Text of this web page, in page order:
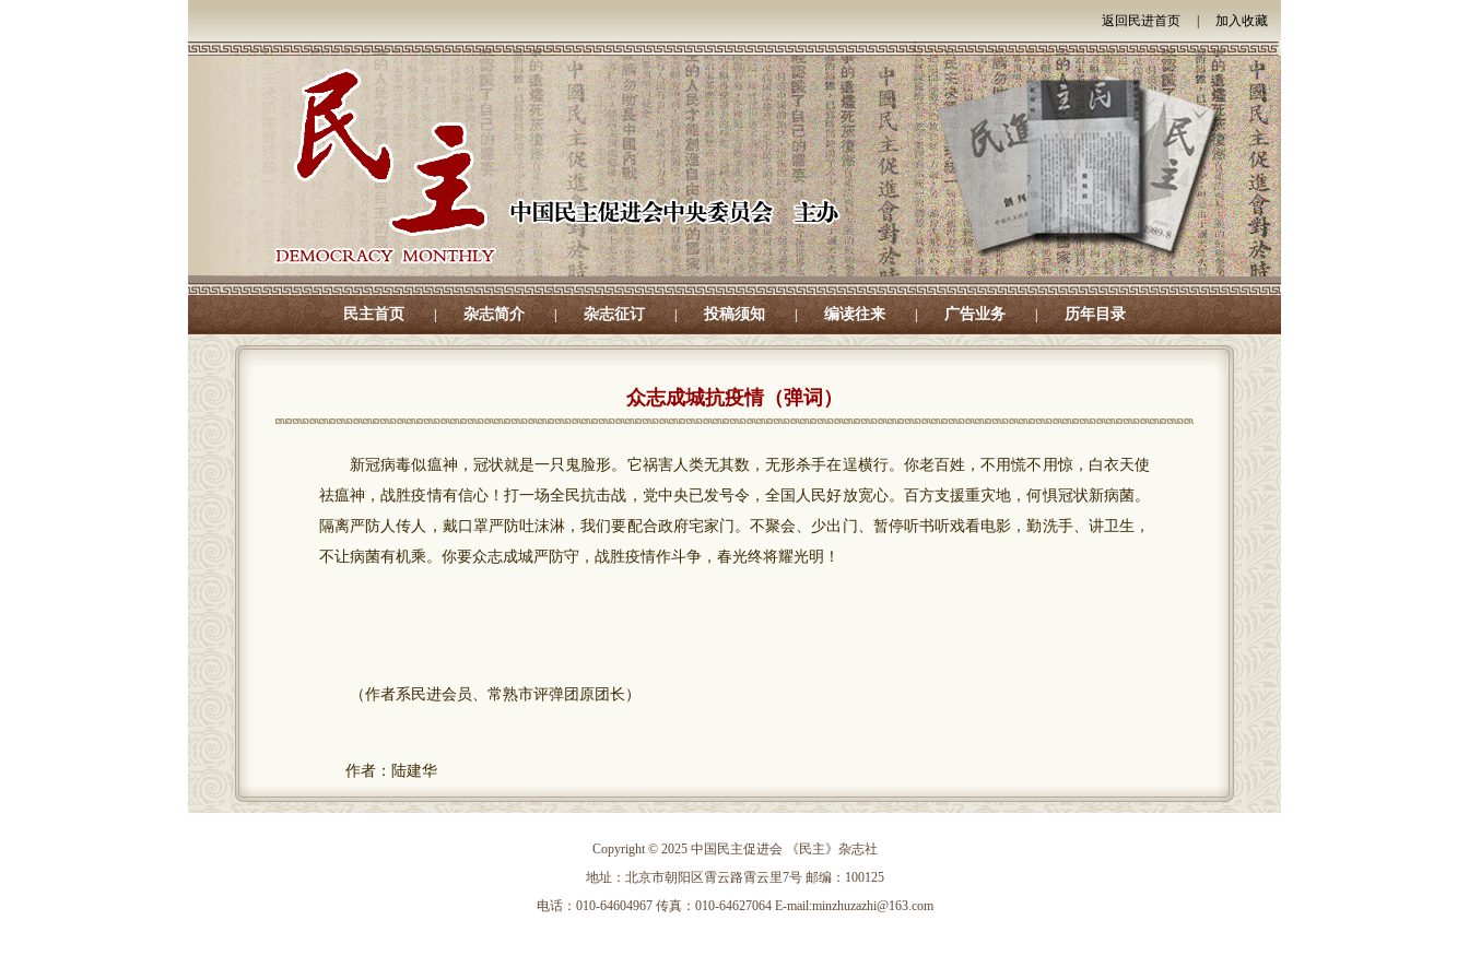
返回民进首页 加入收藏
民主首页 | 杂志简介 | 杂志征订 | 投稿须知 | 编读往来 广告业务 | 历年目录
众志成城抗疫情（弹词）
新冠病毒似瘟神，冠状就是一只鬼脸形。它祸害人类无其数，无形杀手在逞横行。你老百姓，不用慌不用惊，白衣天使
祛瘟神，战胜疫情有信心！打一场全民抗击战，党中央已发号令，全国人民好放宽心。百方支援重灾地，何惧冠状新病菌。
隔离严防人传人，戴口罩严防吐沫淋，我们要配合政府宅家门。不聚会、少出门、暂停听书听戏看电影，勤洗手、讲卫生，
不让病菌有机乘。你要众志成城严防守，战胜疫情作斗争，春光终将耀光明！
（作者系民进会员、常熟市评弹团原团长）
作者：陆建华
Copyright © 2025 中国民主促进会 《民主》杂志社
地址：北京市朝阳区霄云路霄云里7号 邮编：100125
电话：010-64604967 传真：010-64627064 E-mail:minzhuzazhi@163.com